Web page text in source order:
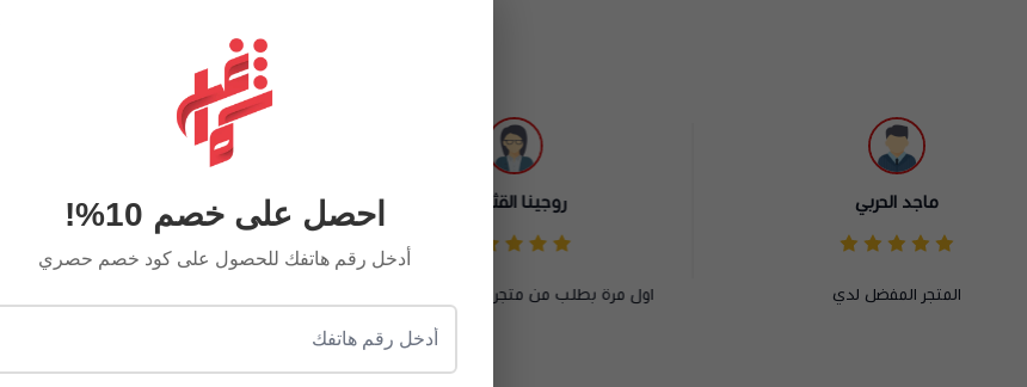
آراء العملاء
روجينا القثامي
اول مرة بطلب من متجركم وما ندمت ابدا
محمد عبد الله
شكرا لكم علي جوده المنتجات وسرعه
رزان سعود احصل على خصم 10%!
أدخل رقم هاتفك للحصول على كود خصم حصري